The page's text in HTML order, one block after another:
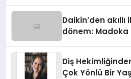
Daikin’den
dönem: Madoka
Diş
Çok Yönlü Bir